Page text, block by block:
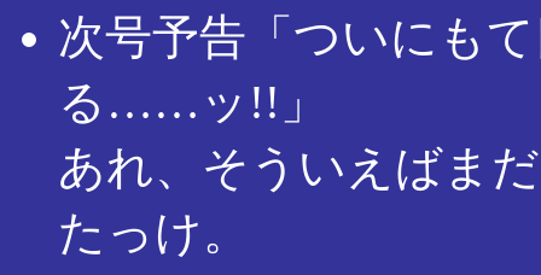
次号予告「ついにも
る……ッ!!」
あれ、そういえばま
たっけ。